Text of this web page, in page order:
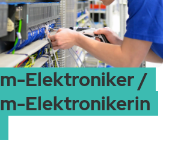
Elektroniker /
Elektronikerin